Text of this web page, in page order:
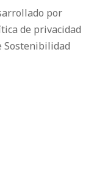
por
de privacidad
Sostenibilidad